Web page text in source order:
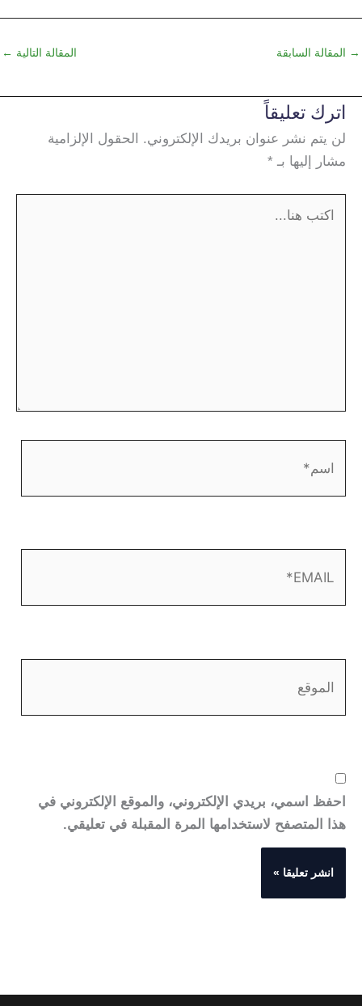
→ المقالة السابقة المقالة التالية ←
اترك تعليقاً
لن يتم نشر عنوان بريدك الإلكتروني.
الحقول الإلزامية
مشار إليها بـ *
احفظ اسمي، بريدي الإلكتروني، والموقع الإلكتروني في
هذا المتصفح لاستخدامها المرة المقبلة في تعليقي.